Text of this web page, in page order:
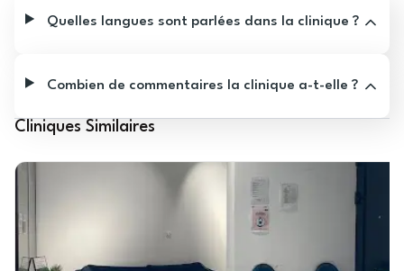
Quelles langues sont parlées dans la clinique ?
Combien de commentaires la clinique a-t-elle ?
Cliniques Similaires